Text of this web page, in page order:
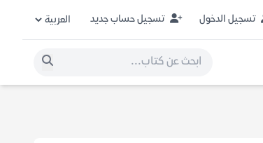
تسجيل الدخول تسجيل حساب جديد